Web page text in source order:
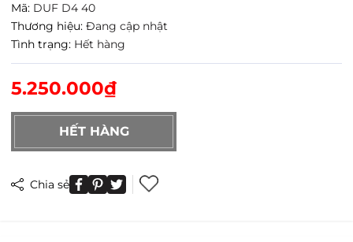
Mã: DUF D4 40
Thương hiệu: Đang cập nhật
Tình trạng: Hết hàng
5.250.000₫
HẾT HÀNG
Chia sẻ